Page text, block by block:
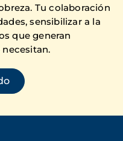
Tu colaboración
sensibilizar a la
que generan